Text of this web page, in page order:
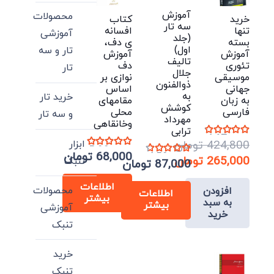
خرید
تنها
بسته
آموزش
تئوری
موسیقی
جهانی
به زبان
فارسی
نمره 4.67 از 5 424,800 تومان
قیمت
اصلی:
424,800 تومان
265,000 تومان
قیمت
فعلی:
265,000 تومان.
افزودن
به سبد
خرید
آموزش
سه تار
(جلد
اول)
تالیف
جلال
ذوالفنون
به
کوشش
مهرداد
ترابی
نمره4.50از 5 87,000 تومان
اطلاعات
بیشتر
کتاب
افسانه
ی دف،
آموزش
دف
نوازی بر
اساس
مقامهای
محلی
وخانقاهی
نمره 5.00از 5 68,000 تومان
اطلاعات
بیشتر
محصولات
آموزشی
تار و سه
تار
خرید تار
و سه تار
ابزار
تنبک
محصولات
آموزشی
تنبک
خرید